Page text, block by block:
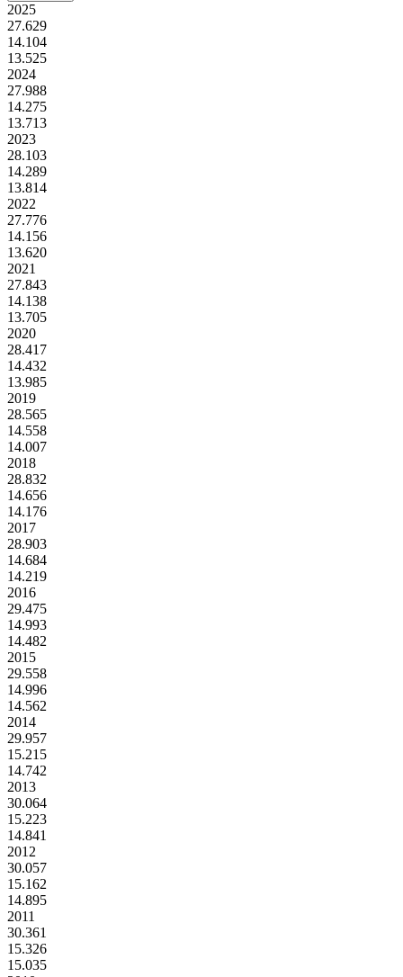
2025
27.629
14.104
13.525
2024
27.988
14.275
13.713
2023
28.103
14.289
13.814
2022
27.776
14.156
13.620
2021
27.843
14.138
13.705
2020
28.417
14.432
13.985
2019
28.565
14.558
14.007
2018
28.832
14.656
14.176
2017
28.903
14.684
14.219
2016
29.475
14.993
14.482
2015
29.558
14.996
14.562
2014
29.957
15.215
14.742
2013
30.064
15.223
14.841
2012
30.057
15.162
14.895
2011
30.361
15.326
15.035